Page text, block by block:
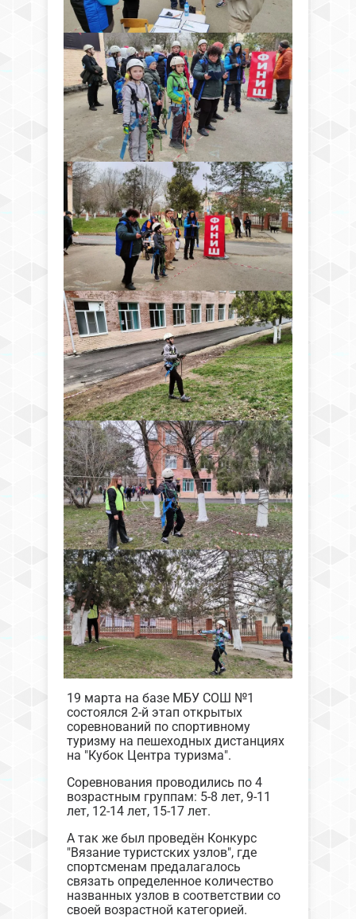
19 марта на базе МБУ СОШ №1
состоялся 2-й этап открытых
соревнований по спортивному
туризму на пешеходных дистанциях
на "Кубок Центра туризма".
Соревнования проводились по 4
возрастным группам: 5-8 лет, 9-11
лет, 12-14 лет, 15-17 лет.
А так же был проведён Конкурс
"Вязание туристских узлов", где
спортсменам предалагалось
связать определенное количество
названных узлов в соответствии со
своей возрастной категорией.